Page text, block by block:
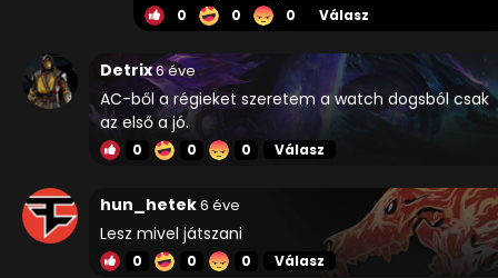
0 0 0 Válasz
Detrix6 éve
AC-ből a régieket szeretem a watch dogsból csak
az első a jó.
0 0 0 Válasz
hun_hetek6 éve
Lesz mivel játszani
0 0 0 Válasz